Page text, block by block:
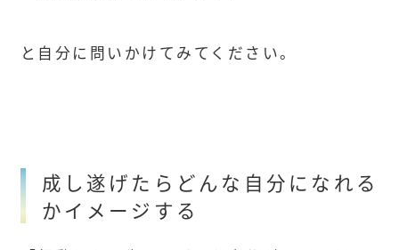
と自分に問いかけてみてください。
成し遂げたらどんな自分になれる
かイメージする